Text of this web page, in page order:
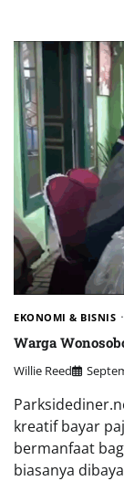
EKONOMI & BISNIS
Warga
Willie Reed
kreatif bayar
bermanfaat
biasanya